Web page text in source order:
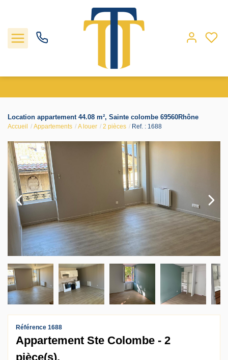
Gestion
Nos agences
Estimation
Contact
Accès clients
Location appartement 44.08 m², Sainte colombe 69560Rhône
Accueil Appartements A louer 2 pièces Ref. : 1688
Référence 1688
Appartement Ste Colombe - 2
pièce(s),